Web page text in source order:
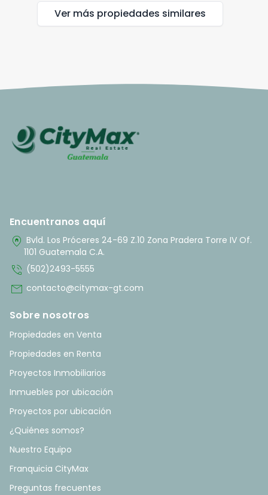
Ver más propiedades similares
Encuentranos aquí
home_pin Bvld. Los Próceres 24-69 Z.10 Zona Pradera Torre IV Of.
1101 Guatemala C.A.
phone_in_talk (502)2493-5555
mail contacto@citymax-gt.com
Sobre nosotros
Propiedades en Venta
Propiedades en Renta
Proyectos Inmobiliarios
Inmuebles por ubicación
Proyectos por ubicación
¿Quiénes somos?
Nuestro Equipo
Franquicia CityMax
Preguntas frecuentes